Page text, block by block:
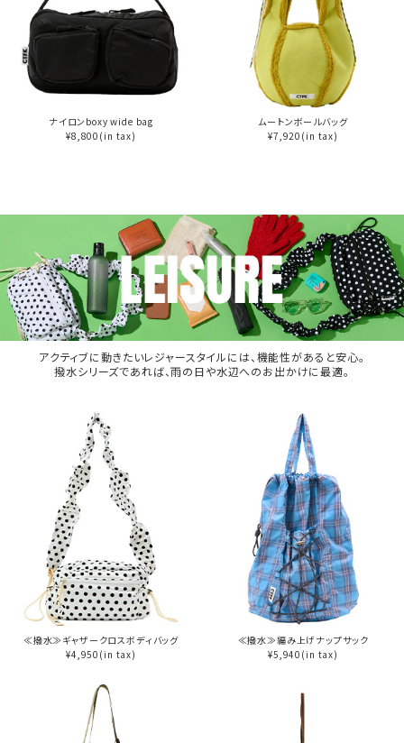
ナイロンboxy wide bag
¥8,800(in tax)
ムートンボールバッグ
¥7,920(in tax)
アクティブに動きたいレジャースタイルには、機能性があると安心。
撥水シリーズであれば、雨の日や水辺へのお出かけに最適。
≪撥水≫ギャザークロスボディバッグ
¥4,950(in tax)
≪撥水≫編み上げナップサック
¥5,940(in tax)